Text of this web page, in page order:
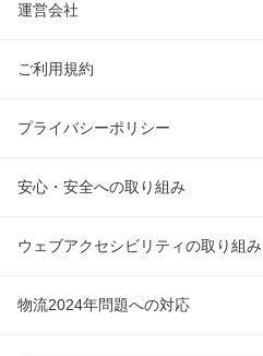
運営会社
ご利用規約
プライバシーポリシー
安心・安全への取り組み
ウェブアクセシビリティの取り組み
物流2024年問題への対応